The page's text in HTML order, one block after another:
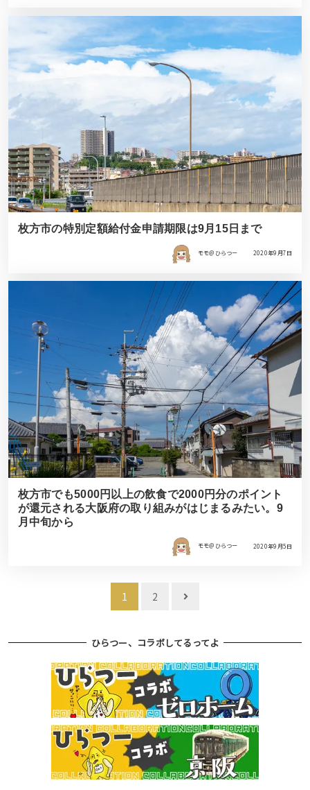
枚方市の特別定額給付金申請期限は9月15日まで
モモ＠ひらつー 2020年9月7日
枚方市でも5000円以上の飲食で2000円分のポイント
が還元される大阪府の取り組みがはじまるみたい。9
月中旬から
モモ＠ひらつー 2020年9月5日
ビ
1 2
ひらつー、コラボしてるってよ